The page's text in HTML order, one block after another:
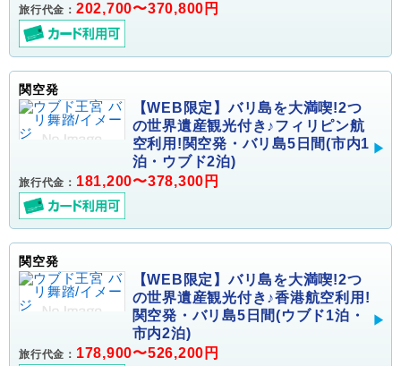
旅行代金： 202,700〜370,800円
関空発
【WEB限定】バリ島を大満喫!2つ
の世界遺産観光付き♪フィリピン航
空利用!関空発・バリ島5日間(市内1
泊・ウブド2泊)
旅行代金： 181,200〜378,300円
関空発
【WEB限定】バリ島を大満喫!2つ
の世界遺産観光付き♪香港航空利用!
関空発・バリ島5日間(ウブド1泊・
市内2泊)
旅行代金： 178,900〜526,200円